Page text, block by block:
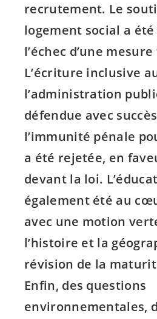
recrutement. Le
logement social a
l’échec d’une
L’écriture inclusive
l’administration
défendue avec
l’immunité pénale
a été rejetée, en
devant la loi.
également été au
avec une motion
l’histoire et la
révision de la
Enfin, des questions
environnementales,